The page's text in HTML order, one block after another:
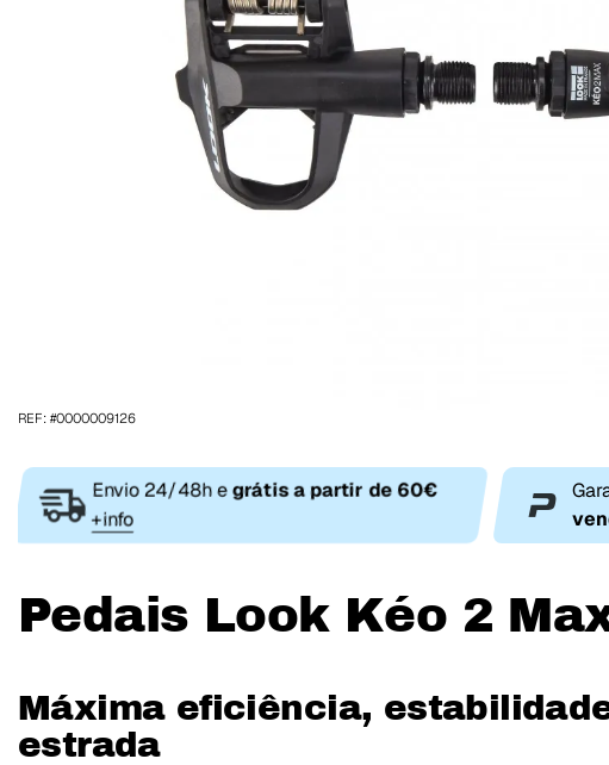
REF: #0000009126
Envio 24/48h egrátis a partir de 60€
+info
Pedais Look Kéo 2
Máxima eficiência,
estrada